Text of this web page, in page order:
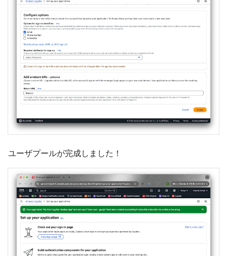
ユーザプールが完成しました！